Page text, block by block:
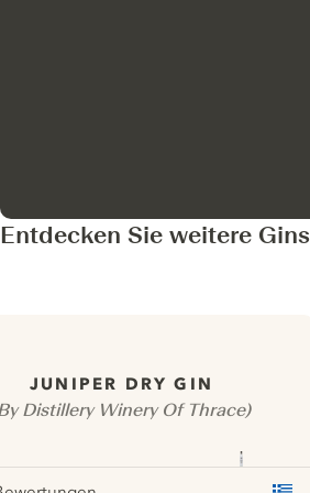
Entdecken Sie weitere Gins
JUNIPER DRY GIN
Distillery Winery Of Thrace)